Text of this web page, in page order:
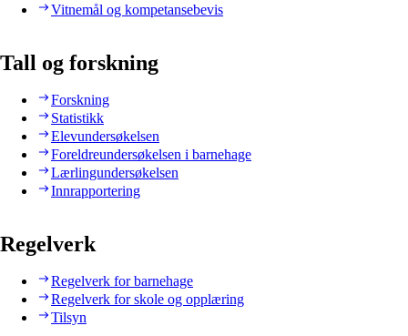
Vitnemål og kompetansebevis
Tall og forskning
Forskning
Statistikk
Elevundersøkelsen
Foreldreundersøkelsen i barnehage
Lærlingundersøkelsen
Innrapportering
Regelverk
Regelverk for barnehage
Regelverk for skole og opplæring
Tilsyn